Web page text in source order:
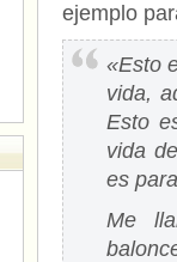
ejemplo
«Esto
vida,
Esto
vida
es
Me